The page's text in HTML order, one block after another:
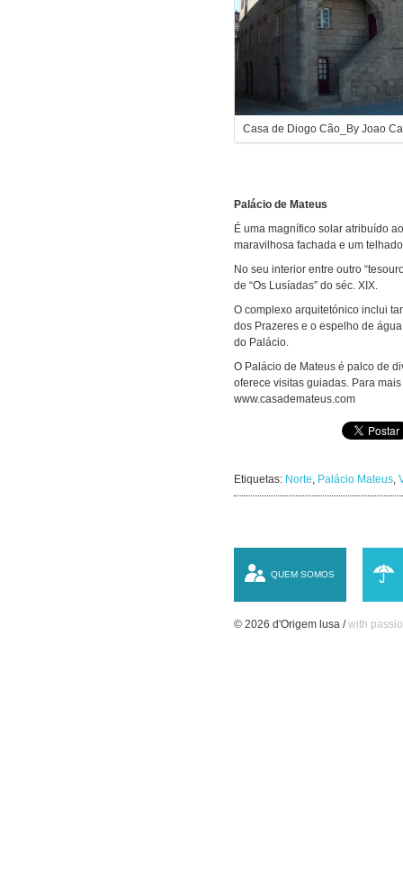
Casa de Diogo Cão_By Joao
Palácio de Mateus
É uma magnífico solar atribuído
maravilhosa fachada e um
No seu interior entre outro
de “Os Lusíadas” do séc. XIX.
O complexo arquitetónico inclui
dos Prazeres e o espelho de
do Palácio.
O Palácio de Mateus é palco de
oferece visitas guiadas. Para
www.casademateus.com
Etiquetas: Norte, Palácio Mateus,
QUEM SOMOS
© 2026 d'Origem lusa /with